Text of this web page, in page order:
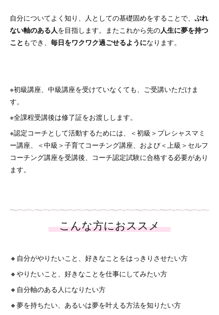
自分についてよく知り、人としての基礎固めをすることで、 ぶれ
ない軸のある人を目指します。またこれから先の人生に夢を持つ
こと もでき、 毎日をワクワク過ごせるようになります。
※初級講座、中級講座を受けていなくても、ご受講いただけま
す。
※全課程受講後は修了証をお渡しします。
※認定コーチとして活動するためには、＜初級＞プレシャスマミ
ー講座、＜中級＞子育てコーチング講座、および＜上級＞セルフ
コーチング講座を受講後、コーチ認定試験に合格する必要があり
ます。
🔸自分がやりたいこと、好きなことをはっきりさせたい方
🔸やりたいこと、好きなことを仕事にしてみたい方
🔸自分軸のある人になりたい方
🔸夢を持ちたい、あるいは夢を叶える方法を知りたい方